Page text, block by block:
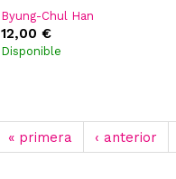
Byung-Chul Han
12,00 €
Disponible
« primera ‹ anterior